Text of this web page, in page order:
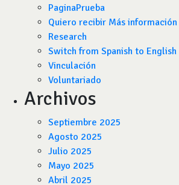
PaginaPrueba
Quiero recibir Más información
Research
Switch from Spanish to English
Vinculación
Voluntariado
Archivos
Septiembre 2025
Agosto 2025
Julio 2025
Mayo 2025
Abril 2025